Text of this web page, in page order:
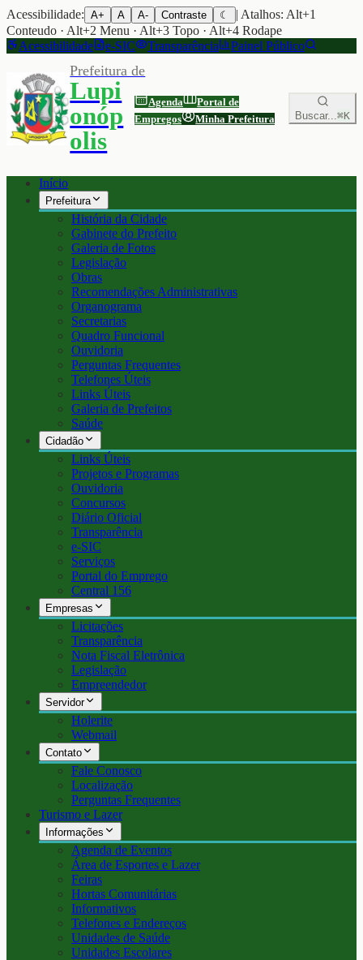
Acessibilidade: A+ A A- Contraste ☾
| Atalhos: Alt+1
Conteudo · Alt+2 Menu · Alt+3 Topo · Alt+4 Rodape
Acessibilidade
e-SIC Transparência Painel Público
Prefeitura de
Lupi
onóp
olis
Agenda
Portal de
Empregos
Minha Prefeitura Buscar...⌘K
Início
Prefeitura
História da Cidade
Gabinete do Prefeito
Galeria de Fotos
Legislação
Obras
Recomendações Administrativas
Organograma
Secretarias
Quadro Funcional
Ouvidoria
Perguntas Frequentes
Telefones Úteis
Links Úteis
Galeria de Prefeitos
Saúde
Cidadão
Links Úteis
Projetos e Programas
Ouvidoria
Concursos
Diário Oficial
Transparência
e-SIC
Serviços
Portal do Emprego
Central 156
Empresas
Licitações
Transparência
Nota Fiscal Eletrônica
Legislação
Empreendedor
Servidor
Holerite
Webmail
Contato
Fale Conosco
Localização
Perguntas Frequentes
Turismo e Lazer
Informações
Agenda de Eventos
Área de Esportes e Lazer
Feiras
Hortas Comunitárias
Informativos
Telefones e Endereços
Unidades de Saúde
Unidades Escolares